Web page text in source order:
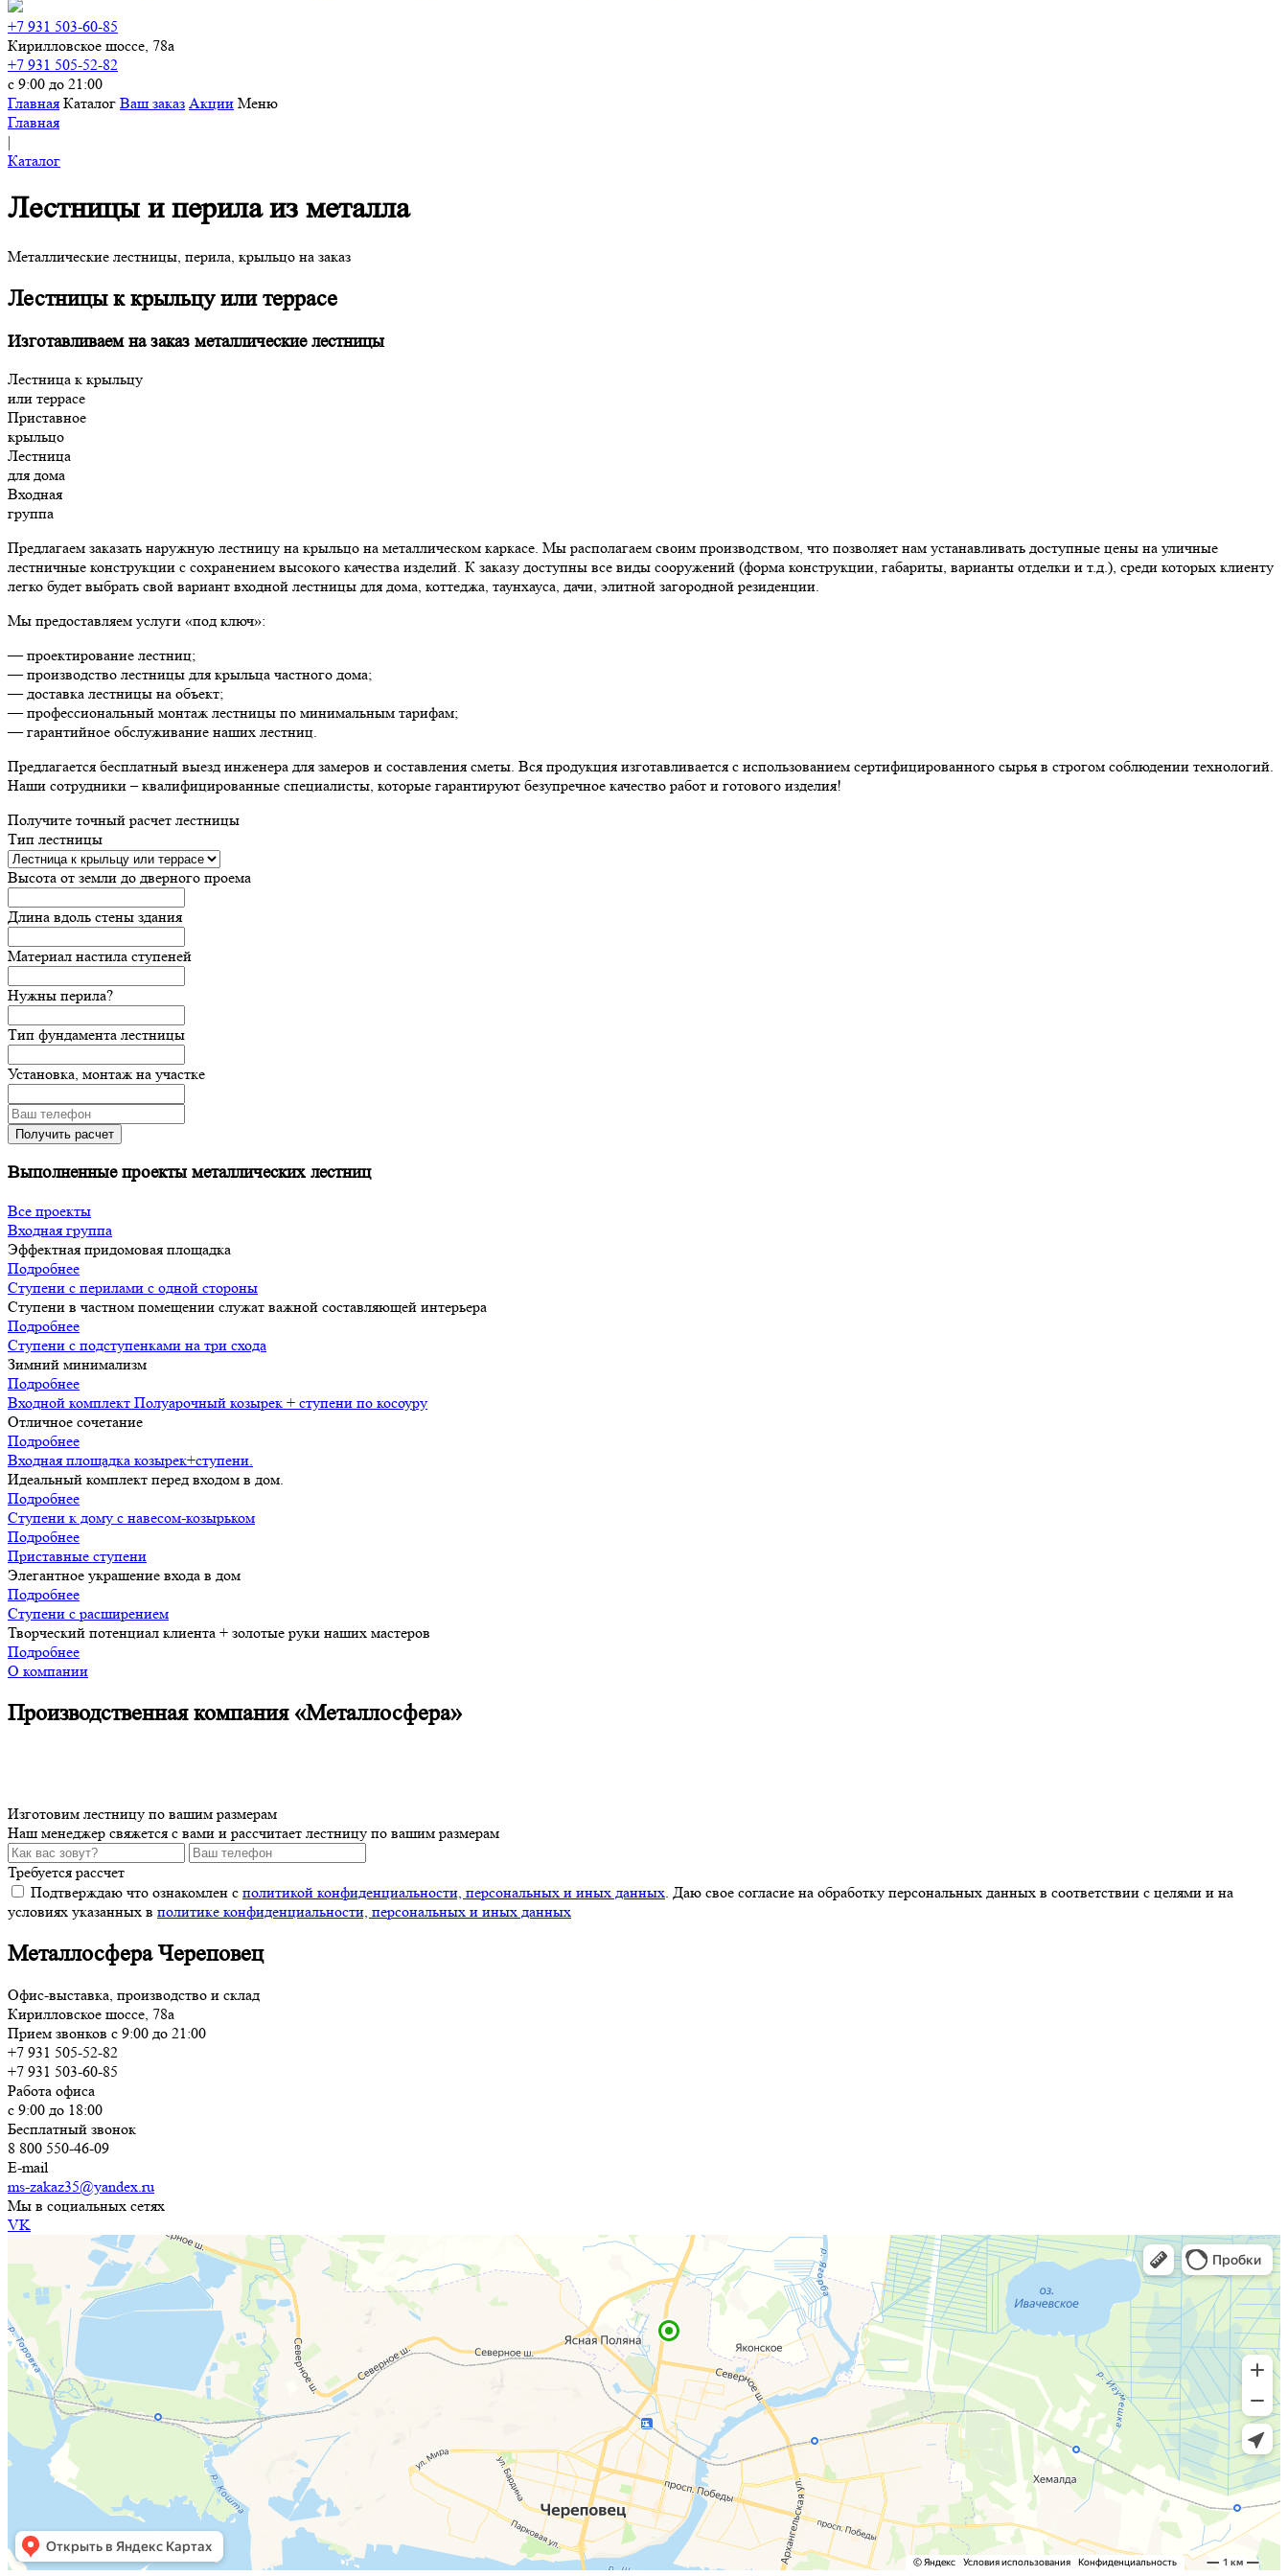
+7 931 503-60-85
Кирилловское шоссе, 78а
+7 931 505-52-82
с 9:00 до 21:00
Главная Каталог Ваш заказ Акции Меню
Главная
|
Каталог
Лестницы и перила из металла
Металлические лестницы, перила, крыльцо на заказ
Лестницы к крыльцу или террасе
Изготавливаем на заказ металлические лестницы
Лестница к крыльцу
или террасе
Приставное
крыльцо
Лестница
для дома
Входная
группа
Предлагаем заказать наружную лестницу на крыльцо на металлическом каркасе. Мы располагаем своим производством, что позволяет нам устанавливать доступные цены на уличные
лестничные конструкции с сохранением высокого качества изделий. К заказу доступны все виды сооружений (форма конструкции, габариты, варианты отделки и т.д.), среди которых клиенту
легко будет выбрать свой вариант входной лестницы для дома, коттеджа, таунхауса, дачи, элитной загородной резиденции.
Мы предоставляем услуги «под ключ»:
— проектирование лестниц;
— производство лестницы для крыльца частного дома;
— доставка лестницы на объект;
— профессиональный монтаж лестницы по минимальным тарифам;
— гарантийное обслуживание наших лестниц.
Предлагается бесплатный выезд инженера для замеров и составления сметы. Вся продукция изготавливается с использованием сертифицированного сырья в строгом соблюдении технологий.
Наши сотрудники – квалифицированные специалисты, которые гарантируют безупречное качество работ и готового изделия!
Получите точный расчет лестницы
Тип лестницы
Высота от земли до дверного проема
Длина вдоль стены здания
Материал настила ступеней
Нужны перила?
Тип фундамента лестницы
Установка, монтаж на участке
Выполненные проекты металлических лестниц
Все проекты
Входная группа
Эффектная придомовая площадка
Подробнее
Ступени с перилами с одной стороны
Ступени в частном помещении служат важной составляющей интерьера
Подробнее
Ступени с подступенками на три схода
Зимний минимализм
Подробнее
Входной комплект Полуарочный козырек + ступени по косоуру
Отличное сочетание
Подробнее
Входная площадка козырек+ступени.
Идеальный комплект перед входом в дом.
Подробнее
Ступени к дому с навесом-козырьком
Подробнее
Приставные ступени
Элегантное украшение входа в дом
Подробнее
Ступени с расширением
Творческий потенциал клиента + золотые руки наших мастеров
Подробнее
О компании
Производственная компания «Металлосфера»
Изготовим лестницу по вашим размерам
Наш менеджер свяжется с вами и рассчитает лестницу по вашим размерам
Требуется рассчет
Подтверждаю что ознакомлен с политикой конфиденциальности, персональных и иных данных . Даю свое согласие на обработку персональных данных в соответствии с целями и на
условиях указанных в политике конфиденциальности, персональных и иных данных
Металлосфера Череповец
Офис-выставка, производство и склад
Кирилловское шоссе, 78а
Прием звонков с 9:00 до 21:00
+7 931 505-52-82
+7 931 503-60-85
Работа офиса
с 9:00 до 18:00
Бесплатный звонок
8 800 550-46-09
E-mail
ms-zakaz35@yandex.ru
Мы в социальных сетях
VK